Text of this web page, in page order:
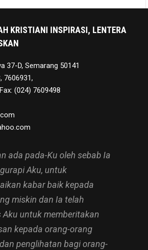
KRISTIANI INSPIRASI, LENTERA
37-D, Semarang 50141
7606931,
(024) 7609498
ada pada-Ku oleh sebab Ia
Aku, untuk
kabar baik kepada
miskin dan Ia telah
Aku untuk memberitakan
kepada orang-orang
penglihatan bagi orang-